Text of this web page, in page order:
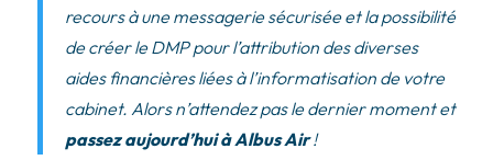
recours à une messagerie sécurisée et la possibilité
de créer le DMP pour l’attribution des diverses
aides financières liées à l’informatisation de votre
cabinet. Alors n’attendez pas le dernier moment et
passez aujourd’hui à Albus Air!